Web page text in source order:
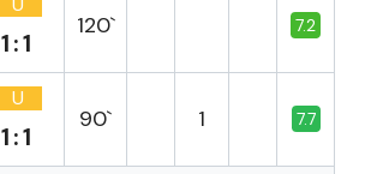
1:1
120` 7.2
U
1:1
90` 1 7.7